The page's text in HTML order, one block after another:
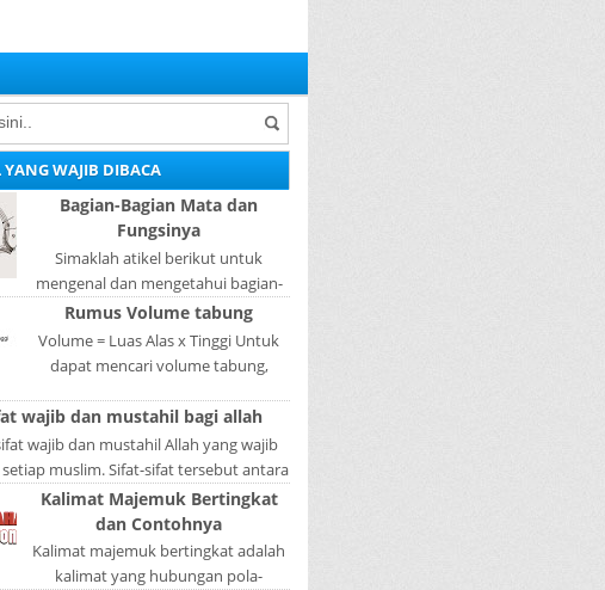
YANG WAJIB DIBACA
Bagian-Bagian Mata dan
Fungsinya
Simaklah atikel berikut untuk
mengenal dan mengetahui bagian-
bagian mata dan fungsinya. Mata
adalah bagian yang sangat penting,
karena mer...
Rumus Volume tabung
Volume = Luas Alas x Tinggi Untuk
dapat mencari volume tabung,
lakukan adalah mencari luas
lingkaran tabun...
wajib dan mustahil bagi allah
wajib dan mustahil Allah yang wajib
muslim. Sifat-sifat tersebut antara
lain: Sifat Wajib Tulisan A...
Kalimat Majemuk Bertingkat
dan Contohnya
Kalimat majemuk bertingkat adalah
kalimat yang hubungan pola-